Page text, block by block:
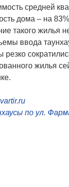
средней
дома – на
такого жилья
ввода
резко
жилья
по ул.